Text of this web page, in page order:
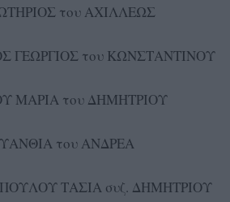
του ΑΧΙΛΛΕΩΣ
ΓΕΩΡΓΙΟΣ του ΚΩΝΣΤΑΝΤΙΝΟΥ
ΜΑΡΙΑ του ΔΗΜΗΤΡΙΟΥ
του ΑΝΔΡΕΑ
ΤΑΣΙΑ συζ. ΔΗΜΗΤΡΙΟΥ